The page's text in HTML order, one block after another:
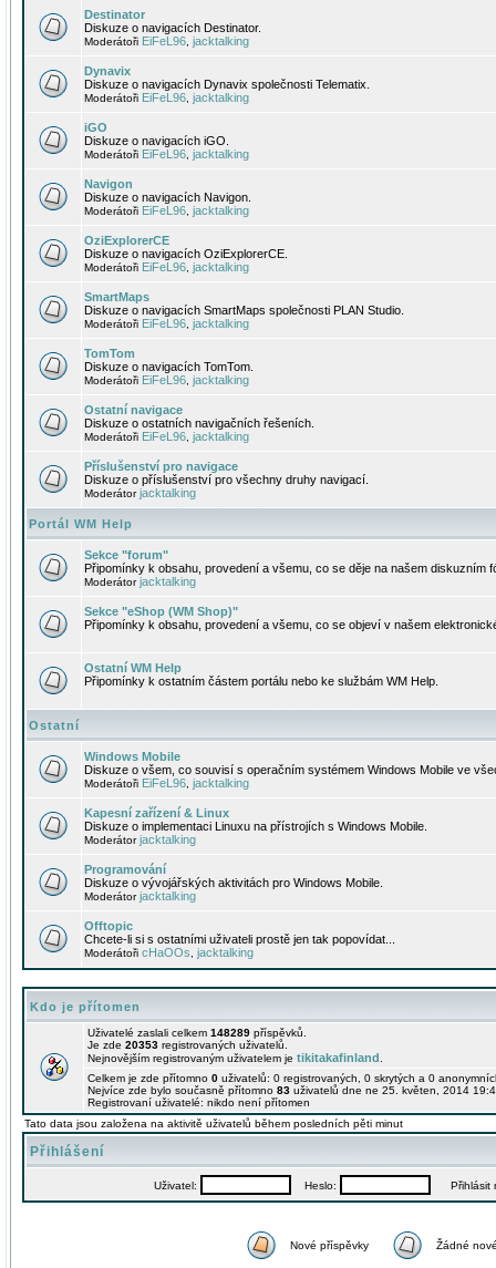
Destinator
Diskuze o navigacích Destinator.
Moderátoři EiFeL96 jacktalking
Dynavix
Diskuze o navigacích Dynavix společnosti Telematix.
Moderátoři EiFeL96 jacktalking
iGO
Diskuze o navigacích iGO.
Moderátoři EiFeL96 jacktalking
Navigon
Diskuze o navigacích Navigon.
Moderátoři EiFeL96 jacktalking
OziExplorerCE
Diskuze o navigacích OziExplorerCE.
Moderátoři EiFeL96 jacktalking
SmartMaps
Diskuze o navigacích SmartMaps společnosti PLAN Studio.
Moderátoři EiFeL96 jacktalking
TomTom
Diskuze o navigacích TomTom.
Moderátoři EiFeL96 jacktalking
Ostatní navigace
Diskuze o ostatních navigačních řešeních.
Moderátoři EiFeL96 jacktalking
Příslušenství pro navigace
Diskuze o příslušenství pro všechny druhy navigací.
Moderátorjacktalking
Portál WM Help
Sekce "forum"
Připomínky k obsahu, provedení a všemu, co se děje na našem diskuzním
Moderátorjacktalking
Sekce "eShop (WM Shop)"
Připomínky k obsahu, provedení a všemu, co se objeví v našem
Ostatní WM Help
Připomínky k ostatním částem portálu nebo ke službám WM Help.
Ostatní
Windows Mobile
Diskuze o všem, co souvisí s operačním systémem Windows Mobile ve
Moderátoři EiFeL96 jacktalking
Kapesní zařízení & Linux
Diskuze o implementaci Linuxu na přístrojích s Windows Mobile.
Moderátorjacktalking
Programování
Diskuze o vývojářských aktivitách pro Windows Mobile.
Moderátorjacktalking
Offtopic
Chcete-li si s ostatními uživateli prostě jen tak popovídat...
Moderátoři cHaOOs jacktalking
Kdo je přítomen
Uživatelé zaslali celkem 148289 příspěvků.
Je zde 20353 registrovaných uživatelů.
Nejnovějším registrovaným uživatelem je tikitakafinland
Celkem je zde přítomno 0 uživatelů: 0 registrovaných, 0 skrytých a 0
Nejvíce zde bylo současně přítomno 83 uživatelů dne ne 25. květen, 2014
Registrovaní uživatelé: nikdo není přítomen
Tato data jsou založena na aktivitě uživatelů během posledních pěti minut
Přihlášení
Uživatel: Heslo: Přihlásit
Nové příspěvky Žádné